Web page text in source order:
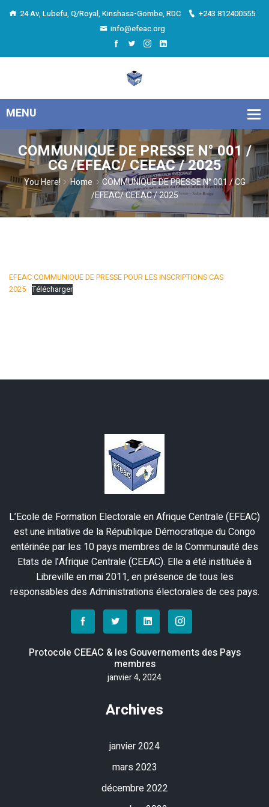
24 Av, Lubefu, Q/Royal, Kinshasa-Gombe, RDC
+243 812400555
info@efeac.org
COMMUNIQUE DE PRESSE N° 001 /
CG /EFEAC/ CEEAC / 2025
You Here! Home
COMMUNIQUE DE PRESSE N° 001 / CG
/EFEAC/ CEEAC / 2025
EFEAC COMMUNIQUE DE PRESSE POUR LES INSCRIPTIONS CAS
2025 Télécharger
L’Ecole de Formation Electorale en Afrique Centrale (EFEAC)
est une initiative de la République Démocratique du Congo
entérinée par les 10 pays membres de la Communauté des
Etats de l’Afrique Centrale (CEEAC). Elle a été instituée à
Libreville en mai 2011, en présence de tous les
responsables des Administrations électorales de ces pays.
Protocole CEEAC & les Gouvernements des Pays
membres
janvier 4, 2024
Archives
janvier 2024
mars 2023
décembre 2022